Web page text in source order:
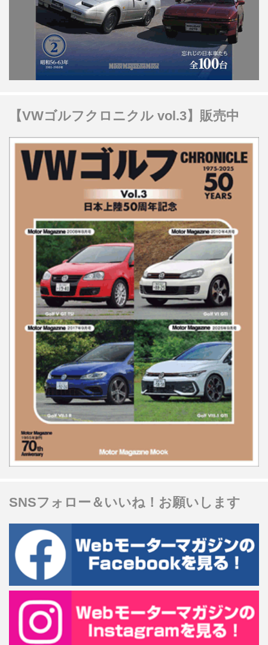
【VWゴルフクロニクル vol.3】販売中
SNSフォロー＆いいね！お願いします